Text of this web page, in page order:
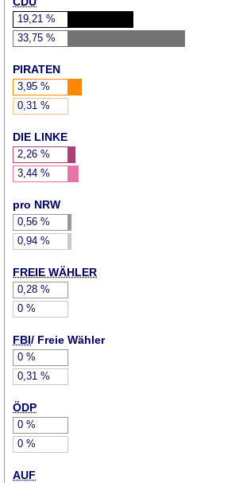
19,21 %
33,75 %
PIRATEN
3,95 %
0,31 %
DIE LINKE
2,26 %
3,44 %
pro NRW
0,56 %
0,94 %
FREIE WÄHLER
0,28 %
0 %
FBI/ Freie Wähler
0 %
0,31 %
ÖDP
0 %
0 %
AUF